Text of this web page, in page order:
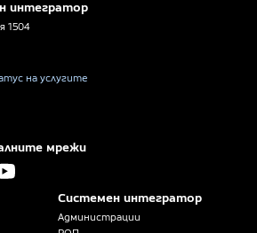
интегратор
1504
на услугите
мрежи
Системен интегратор
Администрации